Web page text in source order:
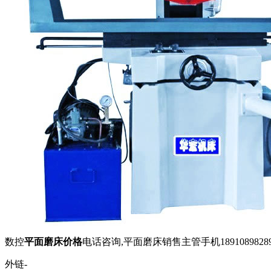
数控平面磨床价格电话咨询,平面磨床销售主管手机
外链-